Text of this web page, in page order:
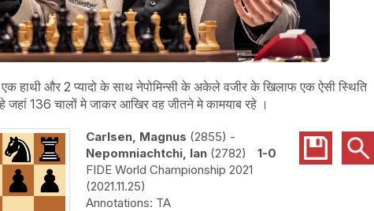
हाथी और 2 प्यादो के साथ नेपोमिन्सी के अकेले वजीर के खिलाफ एक ऐसी स्थिति
जहां 136 चालों मे जाकर आखिर वह जीतने मे कामयाब रहे ।
Carlsen, Magnus 2855
-
Nepomniachtchi, Ian 2782
1-0
FIDE World Championship 2021
2021.11.25
TA